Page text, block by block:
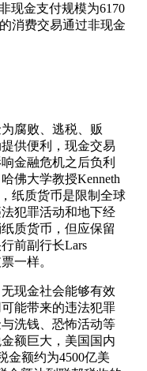
现金支付规模为6170
消费交易通过非现金
腐败、逃税、贩
供便利，现金交易
金融危机之后负利
佛大学教授Kenneth
纸质货币是限制全球
犯罪活动和地下经
质货币，但应保留
前副行长Lars
一样。
无现金社会能够有效
能带来的违法犯罪
洗钱、恐怖活动等
额巨大，美国国内
金额约为4500亿美